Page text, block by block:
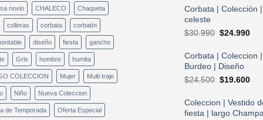
novio CHALECO Chaqueta
colleras corbata corbatín
diseño fiesta gancho
Gris hombre humita
COLECCION Mujer Multi traje
Niño Nueva Coleccion
de Temporada Oferta Especial
original
es:
Corbata | Colección
celeste
$30.990 El
original
era:
$30.990.
$24.990El
es:
Corbata | Coleccion |
Burdeo | Diseño
$24.500 El
original
era:
$19.600El
es:
Coleccion | Vestido
fiesta | largo